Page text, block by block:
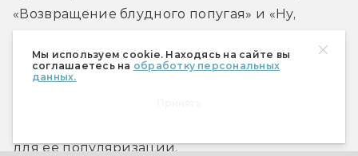
Мы используем cookie. Находясь на сайте вы
соглашаетесь на обработку персональных
данных.
«Возвращение блудного попугая» и «Ну,
23 декабря не стало Джеймса Ганна —
для ее популяризации.